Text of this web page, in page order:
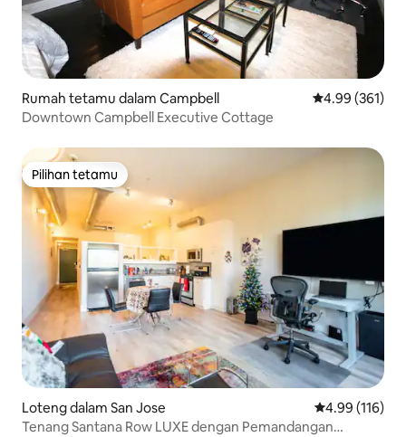
Rumah tetamu dalam Campbell Penarafan
4.99 (361)
Downtown Campbell Executive Cottage
Pilihan tetamu
Pilihan tetamu
Loteng dalam San Jose Penarafan
4.99 (116)
Tenang Santana Row LUXE dengan Pemandangan